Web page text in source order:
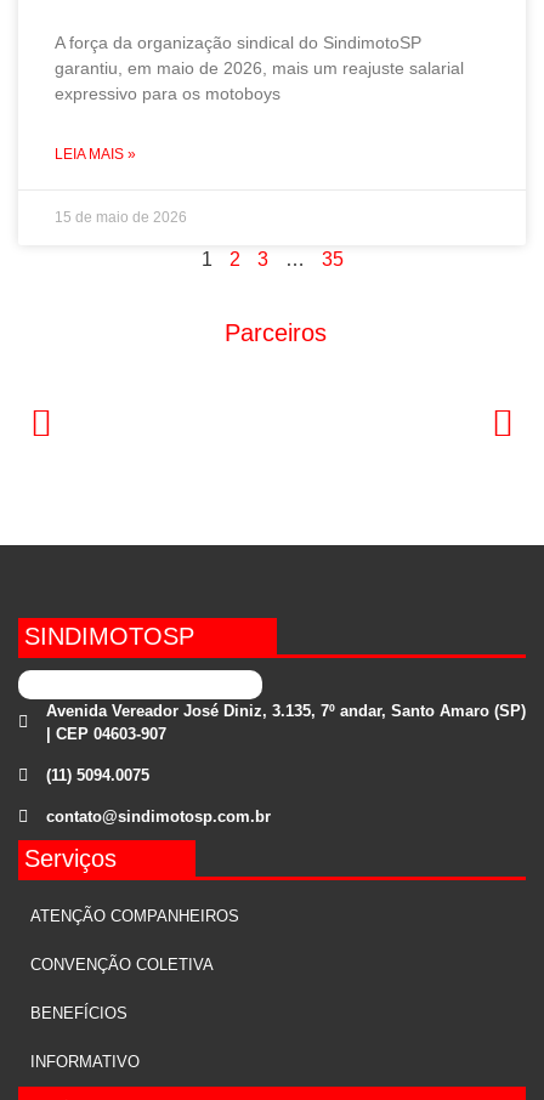
A força da organização sindical do SindimotoSP
garantiu, em maio de 2026, mais um reajuste salarial
expressivo para os motoboys
LEIA MAIS »
15 de maio de 2026
1 2 3 … 35
Parceiros
SINDIMOTOSP
Avenida Vereador José Diniz, 3.135, 7º andar, Santo Amaro (SP)
| CEP 04603-907
(11) 5094.0075
contato@sindimotosp.com.br
Serviços
ATENÇÃO COMPANHEIROS
CONVENÇÃO COLETIVA
BENEFÍCIOS
INFORMATIVO